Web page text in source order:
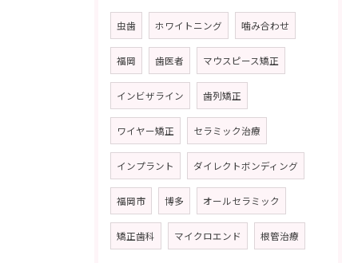
虫歯 ホワイトニング 噛み合わせ
福岡 歯医者 マウスピース矯正
インビザライン 歯列矯正
ワイヤー矯正 セラミック治療
インプラント ダイレクトボンディング
福岡市 博多 オールセラミック
矯正歯科 マイクロエンド 根管治療